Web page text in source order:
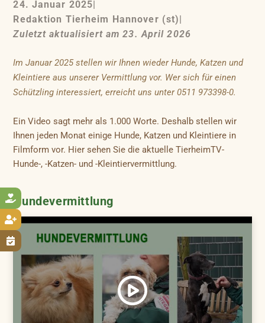



24. Januar 2025|
Redaktion Tierheim Hannover (st)|
Zuletzt aktualisiert am 23. April 2026
Im Januar 2025 stellen wir Ihnen wieder Hunde, Katzen und
Kleintiere aus unserer Vermittlung vor. Wer sich für einen
Schützling interessiert, erreicht uns unter 0511 973398-0.
Ein Video sagt mehr als 1.000 Worte. Deshalb stellen wir
Ihnen jeden Monat einige Hunde, Katzen und Kleintiere in
Filmform vor. Hier sehen Sie die aktuelle TierheimTV-
Hunde-, -Katzen- und -Kleintiervermittlung.
Hundevermittlung